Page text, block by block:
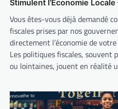
Stimulent l’Économie
Vous êtes-vous déjà demandé
fiscales prises par nos
directement l’économie de
Les politiques fiscales, souvent
ou lointaines, jouent en réalité